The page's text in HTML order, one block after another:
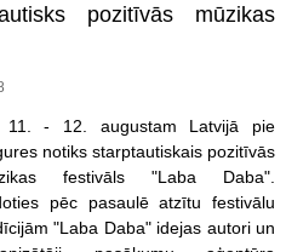
pozitīvās mūzikas
11. - 12. augustam Latvijā pie
notiks starptautiskais pozitīvās
festivāls "Laba Daba".
pēc pasaulē atzītu festivālu
"Laba Daba" idejas autori un